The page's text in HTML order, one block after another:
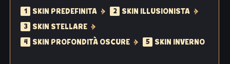
il suo ricordo viene tramandato di generazione in
generazione. Gli Ashlur non conobbero più la paura e
da quel giorno non si lasciarono più soggiogare da
nessuno.
1 SKIN PREDEFINITA 2 SKIN ILLUSIONISTA
3 SKIN STELLARE
4 SKIN PROFONDITÀ OSCURE 5 SKIN INVERNO